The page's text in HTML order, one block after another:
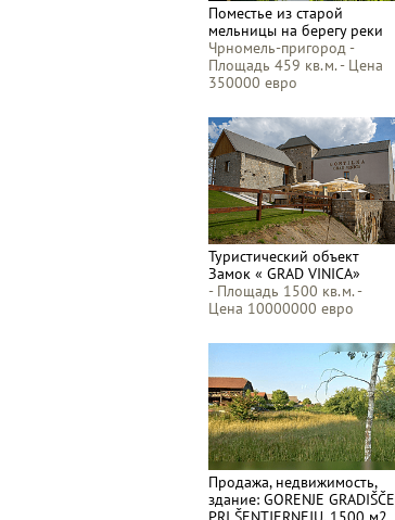
Поместье из старой
мельницы на берегу реки
Чрномель-пригород -
Площадь 459 кв.м. - Цена
350000 евро
Туристический объект
Замок « GRAD VINICA»
- Площадь 1500 кв.м. -
Цена 10000000 евро
Продажа, недвижимость,
здание: GORENJE GRADIŠČE